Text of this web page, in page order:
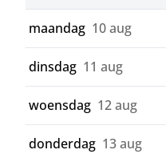
maandag 10 aug
dinsdag 11 aug
woensdag 12 aug
donderdag 13 aug